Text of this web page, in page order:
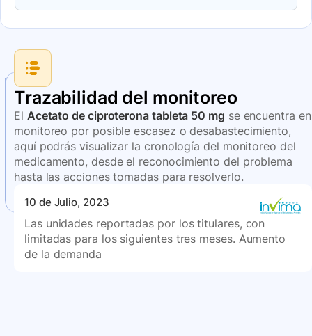
Trazabilidad del monitoreo
El Acetato de ciproterona tableta 50 mg se encuentra en
monitoreo por posible escasez o desabastecimiento,
aquí podrás visualizar la cronología del monitoreo del
medicamento, desde el reconocimiento del problema
hasta las acciones tomadas para resolverlo.
10 de Julio, 2023
Las unidades reportadas por los titulares, con
limitadas para los siguientes tres meses. Aumento
de la demanda